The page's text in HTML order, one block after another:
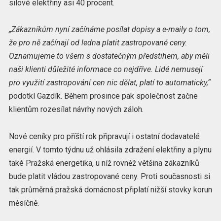
silové elektřiny asi 40 procent.
„Zákazníkům nyní začínáme posílat dopisy a e-maily o tom,
že pro ně začínají od ledna platit zastropované ceny.
Oznamujeme to všem s dostatečným předstihem, aby měli
naši klienti důležité informace co nejdříve. Lidé nemusejí
pro využití zastropování cen nic dělat, platí to automaticky,“
podotkl Gazdík. Během prosince pak společnost začne
klientům rozesílat návrhy nových záloh.
Nové ceníky pro příští rok připravují i ostatní dodavatelé
energií. V tomto týdnu už ohlásila zdražení elektřiny a plynu
také Pražská energetika, u níž rovněž většina zákazníků
bude platit vládou zastropované ceny. Proti současnosti si
tak průměrná pražská domácnost připlatí nižší stovky korun
měsíčně.